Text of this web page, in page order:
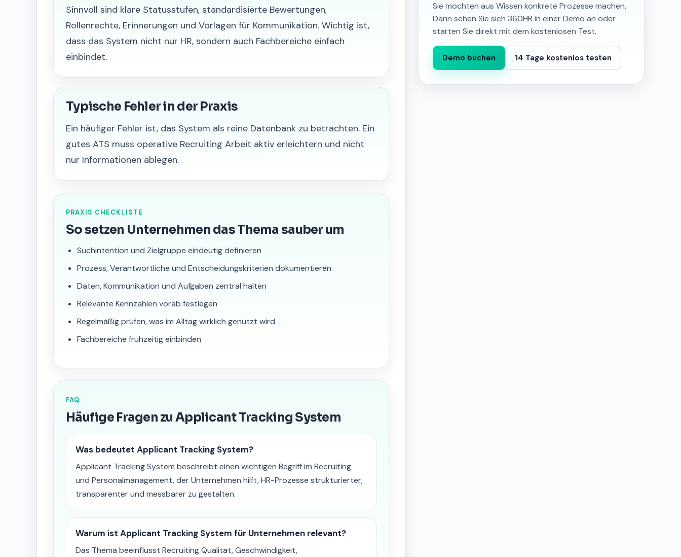
Sinnvoll sind klare Statusstufen, standardisierte Bewertungen,
Rollenrechte, Erinnerungen und Vorlagen für Kommunikation. Wichtig ist,
dass das System nicht nur HR, sondern auch Fachbereiche einfach
einbindet.
Typische Fehler in der Praxis
Ein häufiger Fehler ist, das System als reine Datenbank zu betrachten. Ein
gutes ATS muss operative Recruiting Arbeit aktiv erleichtern und nicht
nur Informationen ablegen.
PRAXIS CHECKLISTE
So setzen Unternehmen das Thema sauber um
Suchintention und Zielgruppe eindeutig definieren
Prozess, Verantwortliche und Entscheidungskriterien dokumentieren
Daten, Kommunikation und Aufgaben zentral halten
Relevante Kennzahlen vorab festlegen
Regelmäßig prüfen, was im Alltag wirklich genutzt wird
Fachbereiche frühzeitig einbinden
FAQ
Häufige Fragen zu Applicant Tracking System
Was bedeutet Applicant Tracking System?
Applicant Tracking System beschreibt einen wichtigen Begriff im Recruiting
und Personalmanagement, der Unternehmen hilft, HR-Prozesse strukturierter,
transparenter und messbarer zu gestalten.
Warum ist Applicant Tracking System für Unternehmen relevant?
Das Thema beeinflusst Recruiting Qualität, Geschwindigkeit,
Sie möchten aus Wissen konkrete Prozesse machen.
Dann sehen Sie sich 360HR in einer Demo an oder
starten Sie direkt mit dem kostenlosen Test.
Demo buchen 14 Tage kostenlos testen